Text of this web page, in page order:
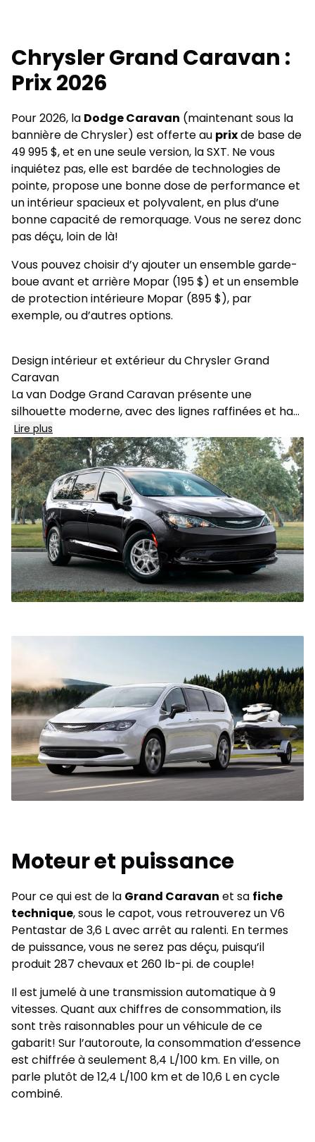
Chrysler Grand Caravan :
Prix 2026
Pour 2026, la Dodge Caravan (maintenant sous la
bannière de Chrysler) est offerte au prixde base de
49 995 $, et en une seule version, la SXT. Ne vous
inquiétez pas, elle est bardée de technologies de
pointe, propose une bonne dose de performance et
un intérieur spacieux et polyvalent, en plus d’une
bonne capacité de remorquage. Vous ne serez donc
pas déçu, loin de là!
Vous pouvez choisir d’y ajouter un ensemble garde-
boue avant et arrière Mopar (195 $) et un ensemble
de protection intérieure Mopar (895 $), par
exemple, ou d’autres options.
Design intérieur et extérieur du Chrysler Grand
Caravan
La van Dodge Grand Caravan présente une
silhouette moderne, avec des lignes raffinées et ha...
Lire plus
Moteur et puissance
Pour ce qui est de la Grand Caravan et sa fiche
technique, sous le capot, vous retrouverez un V6
Pentastar de 3,6 L avec arrêt au ralenti. En termes
de puissance, vous ne serez pas déçu, puisqu’il
produit 287 chevaux et 260 lb-pi. de couple!
Il est jumelé à une transmission automatique à 9
vitesses. Quant aux chiffres de consommation, ils
sont très raisonnables pour un véhicule de ce
gabarit! Sur l’autoroute, la consommation d’essence
est chiffrée à seulement 8,4 L/100 km. En ville, on
parle plutôt de 12,4 L/100 km et de 10,6 L en cycle
combiné.